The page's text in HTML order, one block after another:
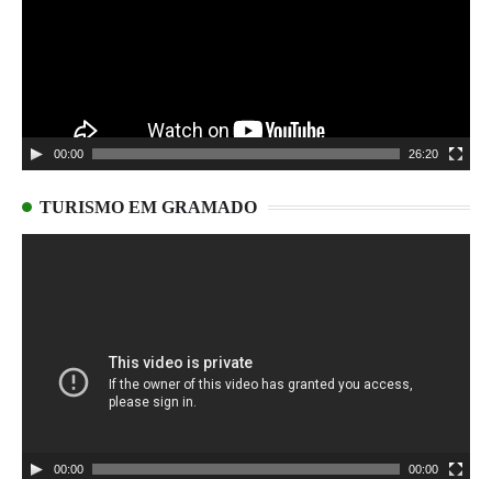
00:00 26:20
TURISMO EM GRAMADO
00:00 00:00